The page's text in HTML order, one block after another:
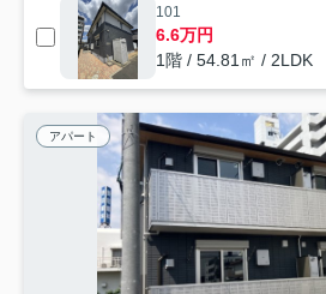
101
6.6万円
1階 / 54.81㎡ / 2LDK
アパート